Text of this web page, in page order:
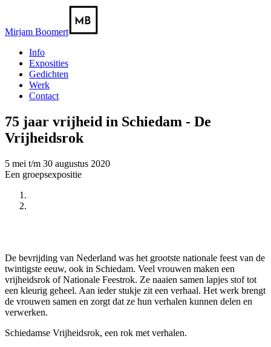
Mirjam Boomert
Info
Exposities
Gedichten
Werk
Contact
75 jaar vrijheid in Schiedam - De
Vrijheidsrok
5 mei t/m 30 augustus 2020
Een groepsexpositie
De bevrijding van Nederland was het grootste nationale feest van de
twintigste eeuw, ook in Schiedam. Veel vrouwen maken een
vrijheidsrok of Nationale Feestrok. Ze naaien samen lapjes stof tot
een kleurig geheel. Aan ieder stukje zit een verhaal. Het werk brengt
de vrouwen samen en zorgt dat ze hun verhalen kunnen delen en
verwerken.
Schiedamse Vrijheidsrok, een rok met verhalen.